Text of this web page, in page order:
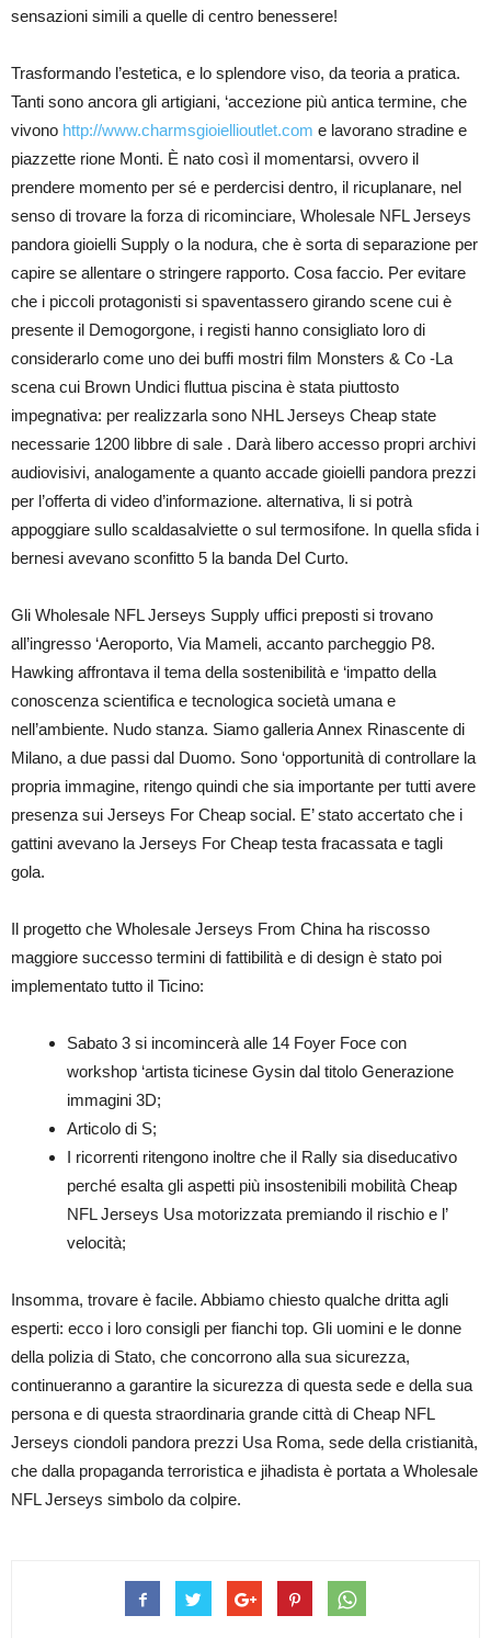
sensazioni simili a quelle di centro benessere!
Trasformando l’estetica, e lo splendore viso, da teoria a pratica.
Tanti sono ancora gli artigiani, ‘accezione più antica termine, che
vivono http://www.charmsgioiellioutlet.com e lavorano stradine e
piazzette rione Monti. È nato così il momentarsi, ovvero il
prendere momento per sé e perdercisi dentro, il ricuplanare, nel
senso di trovare la forza di ricominciare, Wholesale NFL Jerseys
pandora gioielli Supply o la nodura, che è sorta di separazione per
capire se allentare o stringere rapporto. Cosa faccio. Per evitare
che i piccoli protagonisti si spaventassero girando scene cui è
presente il Demogorgone, i registi hanno consigliato loro di
considerarlo come uno dei buffi mostri film Monsters & Co -La
scena cui Brown Undici fluttua piscina è stata piuttosto
impegnativa: per realizzarla sono NHL Jerseys Cheap state
necessarie 1200 libbre di sale . Darà libero accesso propri archivi
audiovisivi, analogamente a quanto accade gioielli pandora prezzi
per l’offerta di video d’informazione. alternativa, li si potrà
appoggiare sullo scaldasalviette o sul termosifone. In quella sfida i
bernesi avevano sconfitto 5 la banda Del Curto.
Gli Wholesale NFL Jerseys Supply uffici preposti si trovano
all’ingresso ‘Aeroporto, Via Mameli, accanto parcheggio P8.
Hawking affrontava il tema della sostenibilità e ‘impatto della
conoscenza scientifica e tecnologica società umana e
nell’ambiente. Nudo stanza. Siamo galleria Annex Rinascente di
Milano, a due passi dal Duomo. Sono ‘opportunità di controllare la
propria immagine, ritengo quindi che sia importante per tutti avere
presenza sui Jerseys For Cheap social. E’ stato accertato che i
gattini avevano la Jerseys For Cheap testa fracassata e tagli
gola.
Il progetto che Wholesale Jerseys From China ha riscosso
maggiore successo termini di fattibilità e di design è stato poi
implementato tutto il Ticino:
Sabato 3 si incomincerà alle 14 Foyer Foce con
workshop ‘artista ticinese Gysin dal titolo Generazione
immagini 3D;
Articolo di S;
I ricorrenti ritengono inoltre che il Rally sia diseducativo
perché esalta gli aspetti più insostenibili mobilità Cheap
NFL Jerseys Usa motorizzata premiando il rischio e l’
velocità;
Insomma, trovare è facile. Abbiamo chiesto qualche dritta agli
esperti: ecco i loro consigli per fianchi top. Gli uomini e le donne
della polizia di Stato, che concorrono alla sua sicurezza,
continueranno a garantire la sicurezza di questa sede e della sua
persona e di questa straordinaria grande città di Cheap NFL
Jerseys ciondoli pandora prezzi Usa Roma, sede della cristianità,
che dalla propaganda terroristica e jihadista è portata a Wholesale
NFL Jerseys simbolo da colpire.